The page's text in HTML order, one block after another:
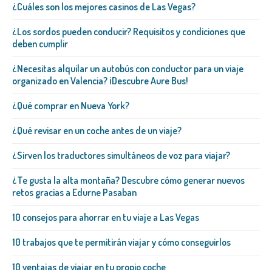
¿Cuáles son los mejores casinos de Las Vegas?
¿Los sordos pueden conducir? Requisitos y condiciones que
deben cumplir
¿Necesitas alquilar un autobús con conductor para un viaje
organizado en Valencia? ¡Descubre Aure Bus!
¿Qué comprar en Nueva York?
¿Qué revisar en un coche antes de un viaje?
¿Sirven los traductores simultáneos de voz para viajar?
¿Te gusta la alta montaña? Descubre cómo generar nuevos
retos gracias a Edurne Pasaban
10 consejos para ahorrar en tu viaje a Las Vegas
10 trabajos que te permitirán viajar y cómo conseguirlos
10 ventajas de viajar en tu propio coche